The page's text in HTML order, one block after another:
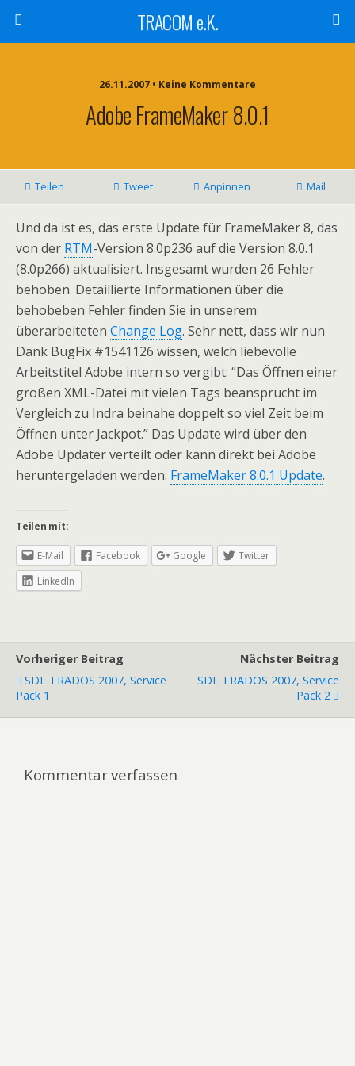
TRACOM e.K.
26.11.2007 • Keine Kommentare
Adobe FrameMaker 8.0.1
Teilen Tweet Anpinnen Mail
Und da ist es, das erste Update für FrameMaker 8, das
von der RTM-Version 8.0p236 auf die Version 8.0.1
(8.0p266) aktualisiert. Insgesamt wurden 26 Fehler
behoben. Detaillierte Informationen über die
behobeben Fehler finden Sie in unserem
überarbeiteten Change Log. Sehr nett, dass wir nun
Dank BugFix #1541126 wissen, welch liebevolle
Arbeitstitel Adobe intern so vergibt: “Das Öffnen einer
großen XML-Datei mit vielen Tags beansprucht im
Vergleich zu Indra beinahe doppelt so viel Zeit beim
Öffnen unter Jackpot.” Das Update wird über den
Adobe Updater verteilt oder kann direkt bei Adobe
heruntergeladen werden: FrameMaker 8.0.1 Update.
Teilen mit:
E-Mail Facebook Google
Twitter
LinkedIn
Vorheriger Beitrag
SDL TRADOS 2007, Service
Pack 1
Nächster Beitrag
SDL TRADOS 2007, Service
Pack 2
Kommentar verfassen